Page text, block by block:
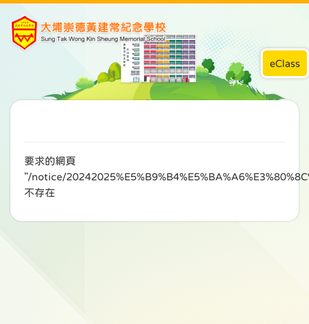
eClass
要求的網頁
"/notice/
不存在